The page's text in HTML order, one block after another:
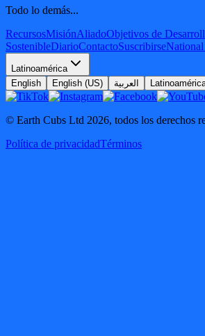
Todo lo demás...
RecursosMisiónAliadoObjetivos de
SostenibleDiarioContactoSuscribirse
Latinoamérica
English
English (US) العربية
© Earth Cubs Ltd 2026, todos los derechos
Política de privacidadTérminos